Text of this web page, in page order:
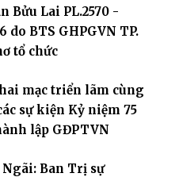
Bửu Lai PL.2570 -
do BTS GHPGVN TP.
tổ chức
mạc triển lãm cùng
sự kiện Kỷ niệm 75
lập GĐPTVN
Ngãi: Ban Trị sự